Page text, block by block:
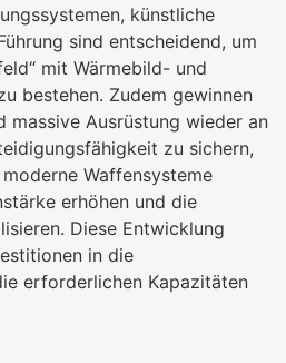
künstliche
sind entscheidend, um
mit Wärmebild- und
bestehen. Zudem gewinnen
massive Ausrüstung wieder an
zu sichern,
Waffensysteme
erhöhen und die
Diese Entwicklung
in die
erforderlichen Kapazitäten